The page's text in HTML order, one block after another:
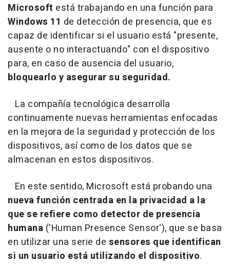
Microsoft está trabajando en una función para
Windows 11 de detección de presencia, que es
capaz de identificar si el usuario está "presente,
ausente o no interactuando" con el dispositivo
para, en caso de ausencia del usuario,
bloquearlo y asegurar su seguridad.
La compañía tecnológica desarrolla
continuamente nuevas herramientas enfocadas
en la mejora de la seguridad y protección de los
dispositivos, así como de los datos que se
almacenan en estos dispositivos.
En este sentido, Microsoft está probando una
nueva función centrada en la privacidad a la
que se refiere como detector de presencia
humana ('Human Presence Sensor'), que se basa
en utilizar una serie de sensores que identifican
si un usuario está utilizando el dispositivo.